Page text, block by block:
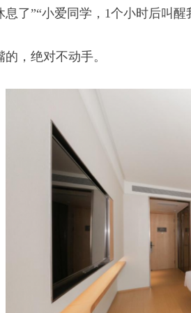
息了”“小爱同学，1个小时后叫醒
的，绝对不动手。